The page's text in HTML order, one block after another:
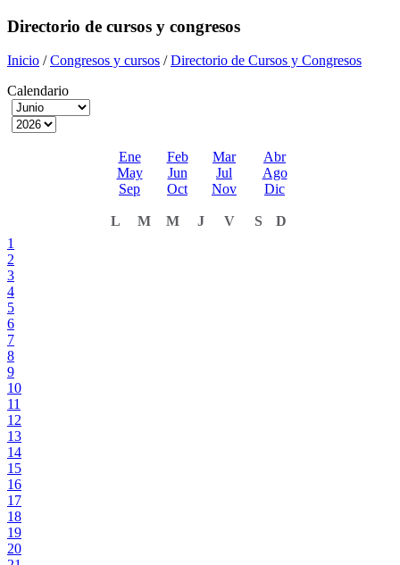
Directorio de cursos y congresos
Inicio /Congresos y cursos /Directorio de Cursos y Congresos
Calendario
Ene Feb Mar
Abr
May
Jun Jul
Ago
Sep
Oct Nov Dic
L M M J V S
D
1
2
3
4
5
6
7
8
9
10
11
12
13
14
15
16
17
18
19
20